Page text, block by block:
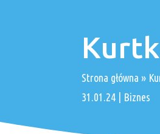
Strona główna »
31.01.24
Biznes